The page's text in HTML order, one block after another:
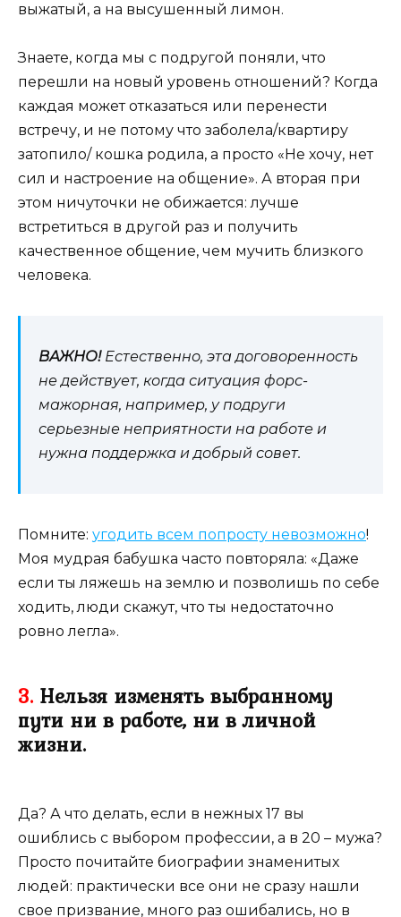
выжатый, а на высушенный лимон.
Знаете, когда мы с подругой поняли, что
перешли на новый уровень отношений? Когда
каждая может отказаться или перенести
встречу, и не потому что заболела/квартиру
затопило/ кошка родила, а просто «Не хочу, нет
сил и настроение на общение». А вторая при
этом ничуточки не обижается: лучше
встретиться в другой раз и получить
качественное общение, чем мучить близкого
человека.
ВАЖНО!Естественно, эта договоренность
не действует, когда ситуация форс-
мажорная, например, у подруги
серьезные неприятности на работе и
нужна поддержка и добрый совет.
Помните: угодить всем попросту невозможно!
Моя мудрая бабушка часто повторяла: «Даже
если ты ляжешь на землю и позволишь по себе
ходить, люди скажут, что ты недостаточно
ровно легла».
3. Нельзя изменять выбранному
пути ни в работе, ни в личной
жизни.
Да? А что делать, если в нежных 17 вы
ошиблись с выбором профессии, а в 20 – мужа?
Просто почитайте биографии знаменитых
людей: практически все они не сразу нашли
свое призвание, много раз ошибались, но в